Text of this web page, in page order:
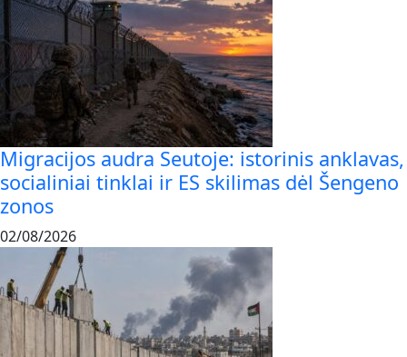
Migracijos audra Seutoje: istorinis anklavas,
socialiniai tinklai ir ES skilimas dėl Šengeno
zonos
02/08/2026